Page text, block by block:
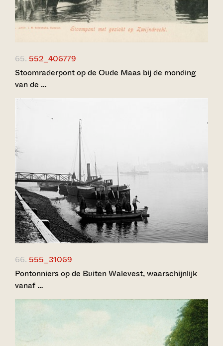
65. 552_406779
Stoomraderpont op de Oude Maas bij de monding
van de …
66. 555_31069
Pontonniers op de Buiten Walevest, waarschijnlijk
vanaf …